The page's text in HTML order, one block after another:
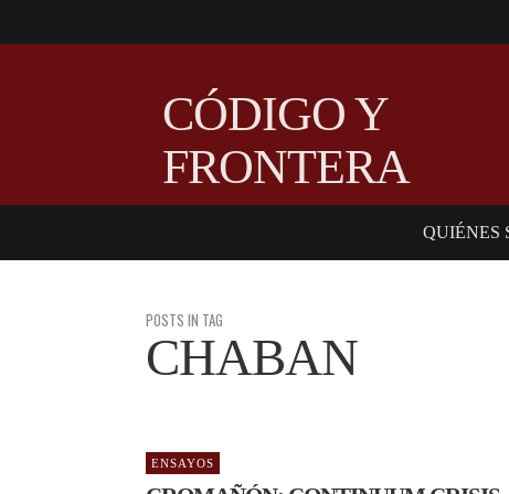
CÓDIGO Y
FRONTERA
QUIÉNES
POSTS IN TAG
CHABAN
ENSAYOS